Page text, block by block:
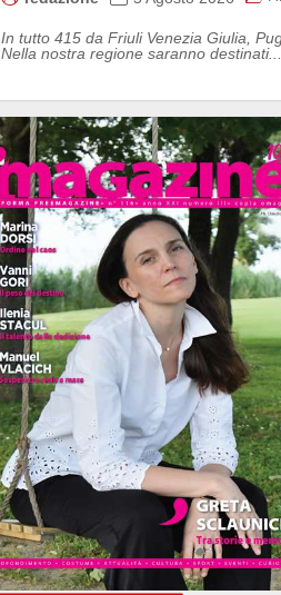
In tutto 415 da Friuli Venezia Giulia,
Nella nostra regione saranno destinati...